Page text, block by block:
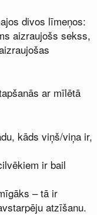
divos līmeņos:
aizraujošs sekss,
ar mīlētā
kāds viņš/viņa ir,
ir bail
– tā ir
atzīšanu.